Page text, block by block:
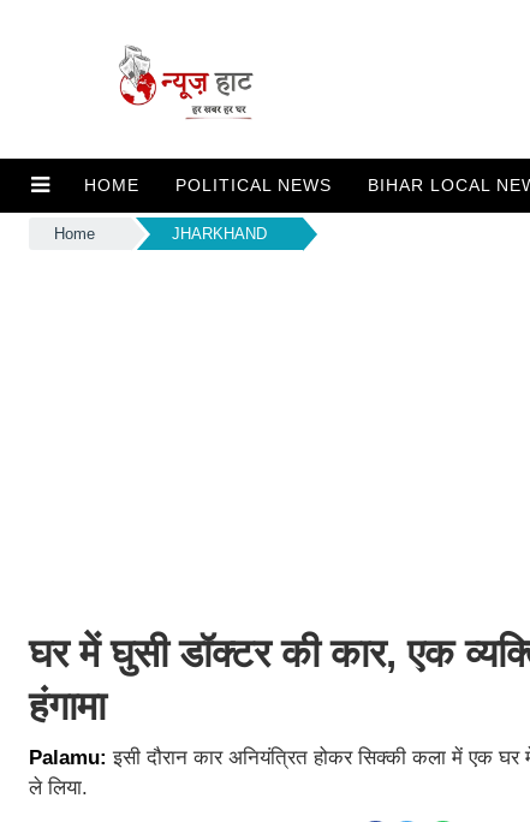
HOME POLITICAL NEWS BIHAR LOCAL
Home JHARKHAND
घर में घुसी डॉक्टर की कार, एक
हंगामा
Palamu:इसी दौरान कार अनियंत्रित होकर सिक्की कला में एक
ले लिया.